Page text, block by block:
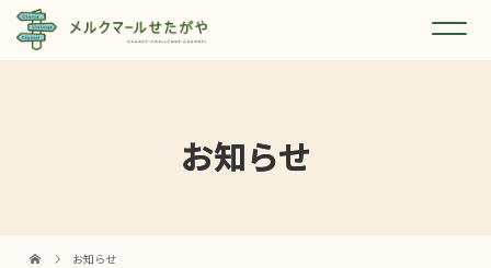
お知らせ
お知らせ